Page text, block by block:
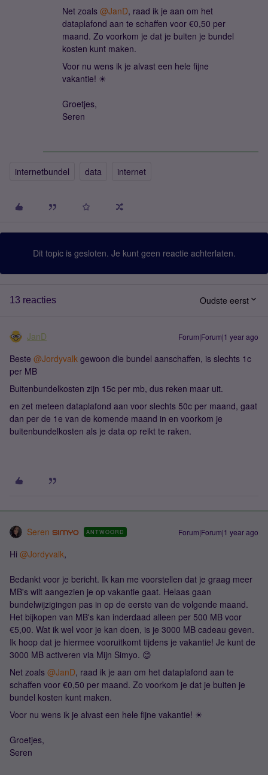
Net zoals ​ @JanD, raad ik je aan om het
dataplafond aan te schaffen voor €0,50 per
maand. Zo voorkom je dat je buiten je bundel
kosten kunt maken.
Voor nu wens ik je alvast een hele fijne
vakantie! ☀
Groetjes,
Seren
internetbundel data internet
Dit topic is gesloten. Je kunt geen reactie achterlaten.
13 reacties Oudste eerst
JanD Forum|Forum|1 year ago
Beste ​ @Jordyvalk gewoon die bundel aanschaffen, is slechts 1c
per MB
Buitenbundelkosten zijn 15c per mb, dus reken maar uit.
en zet meteen dataplafond aan voor slechts 50c per maand, gaat
dan per de 1e van de komende maand in en voorkom je
buitenbundelkosten als je data op reikt te raken.
Seren ANTWOORD Forum|Forum|1 year ago
Hi ​ @Jordyvalk,
Bedankt voor je bericht. Ik kan me voorstellen dat je graag meer
MB's wilt aangezien je op vakantie gaat. Helaas gaan
bundelwijzigingen pas in op de eerste van de volgende maand.
Het bijkopen van MB's kan inderdaad alleen per 500 MB voor
€5,00. Wat ik wel voor je kan doen, is je 3000 MB cadeau geven.
Ik hoop dat je hiermee vooruitkomt tijdens je vakantie! Je kunt de
3000 MB activeren via Mijn Simyo. 😊
Net zoals ​ @JanD, raad ik je aan om het dataplafond aan te
schaffen voor €0,50 per maand. Zo voorkom je dat je buiten je
bundel kosten kunt maken.
Voor nu wens ik je alvast een hele fijne vakantie! ☀
Groetjes,
Seren